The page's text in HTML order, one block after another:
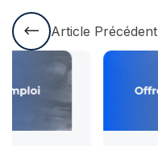
Article Précédent